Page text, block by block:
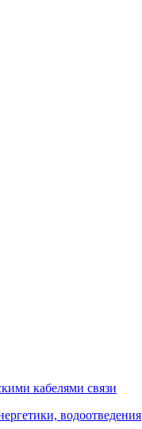
кабелями связи
водоотведения